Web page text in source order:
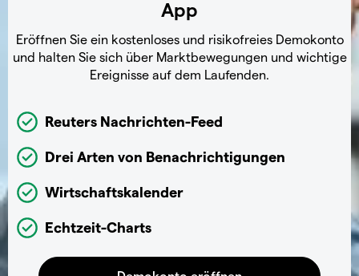
App
Eröffnen Sie ein kostenloses und risikofreies Demokonto
und halten Sie sich über Marktbewegungen und wichtige
Ereignisse auf dem Laufenden.
Reuters Nachrichten-Feed
Drei Arten von Benachrichtigungen
Wirtschaftskalender
Echtzeit-Charts